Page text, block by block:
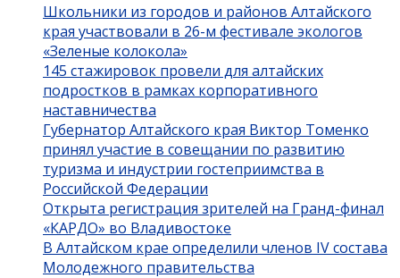
Школьники из городов и районов Алтайского
края участвовали в 26-м фестивале экологов
«Зеленые колокола»
145 стажировок провели для алтайских
подростков в рамках корпоративного
наставничества
Губернатор Алтайского края Виктор Томенко
принял участие в совещании по развитию
туризма и индустрии гостеприимства в
Российской Федерации
Открыта регистрация зрителей на Гранд-финал
«КАРДО» во Владивостоке
В Алтайском крае определили членов IV состава
Молодежного правительства